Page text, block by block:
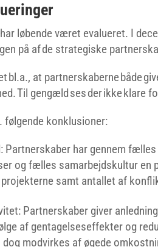
løbende været evalueret. I
på af de strategiske
bl.a., at partnerskaberne både
Til gengæld ses der ikke klare
følgende konklusioner:
Partnerskaber har gennem
og fælles samarbejdskultur en
samt antallet af
Partnerskaber giver
af gentagelseseffekter og
dog modvirkes af øgede